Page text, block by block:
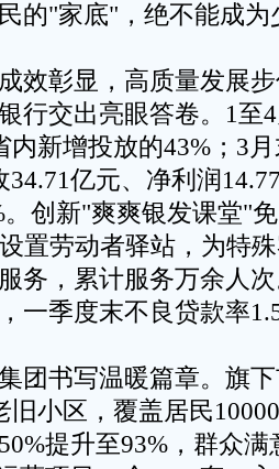
的"家底"，绝不能成为
效彰显，高质量发展
行交出亮眼答卷。‌1至
内新增投放的43%；3
34.71亿元、净利润
。创新"爽爽银发课堂"
置劳动者驿站，为特
务，累计服务万余人
一季度末不良贷款率
团书写温暖篇章。‌旗
旧小区，覆盖居民
提升至93%，群众